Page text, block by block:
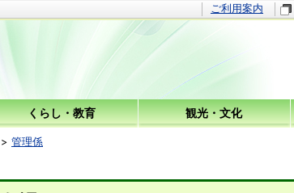
ご利用案内
くらし・教育 観光・文化
管理係